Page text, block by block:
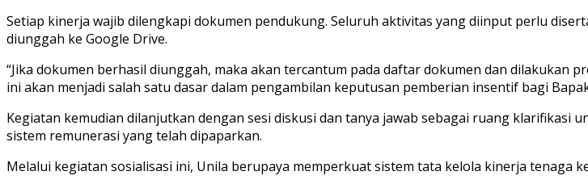
Setiap kinerja wajib dilengkapi dokumen pendukung. Seluruh aktivitas yang diinput perlu
diunggah ke Google Drive.
“Jika dokumen berhasil diunggah, maka akan tercantum pada daftar dokumen dan dilakukan
ini akan menjadi salah satu dasar dalam pengambilan keputusan pemberian insentif bagi
Kegiatan kemudian dilanjutkan dengan sesi diskusi dan tanya jawab sebagai ruang
sistem remunerasi yang telah dipaparkan.
Melalui kegiatan sosialisasi ini, Unila berupaya memperkuat sistem tata kelola kinerja